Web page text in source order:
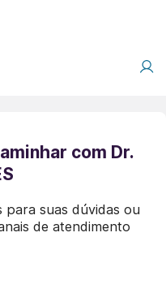
com Dr.
suas dúvidas ou
de atendimento